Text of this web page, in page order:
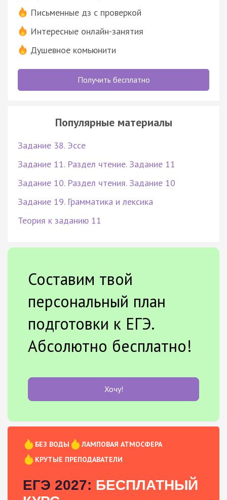
Письменные дз с проверкой
Интересные онлайн-занятия
Душевное комьюнити
Получить бесплатно
Популярные материалы
Задание 38. Эссе
Задание 11. Раздел чтение. Задание 11
Задание 10. Раздел чтения. Задание 10
Задание 19. Грамматика и лексика
Теория к заданию 11
Составим твой
персональный план
подготовки к ЕГЭ.
Абсолютно бесплатно!
Хочу!
БЕЗ ВОДЫ
ЛАМПОВАЯ АТМОСФЕРА
КРУТЫЕ ПРЕПОДАВАТЕЛИ
ЕГЭ 2027: БЕСПЛАТНЫЙ